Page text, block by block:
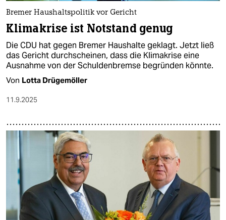
Bremer Haushaltspolitik vor Gericht
Klimakrise ist Notstand genug
Die CDU hat gegen Bremer Haushalte geklagt. Jetzt ließ
das Gericht durchscheinen, dass die Klimakrise eine
Ausnahme von der Schuldenbremse begründen könnte.
Von Lotta Drügemöller
11.9.2025